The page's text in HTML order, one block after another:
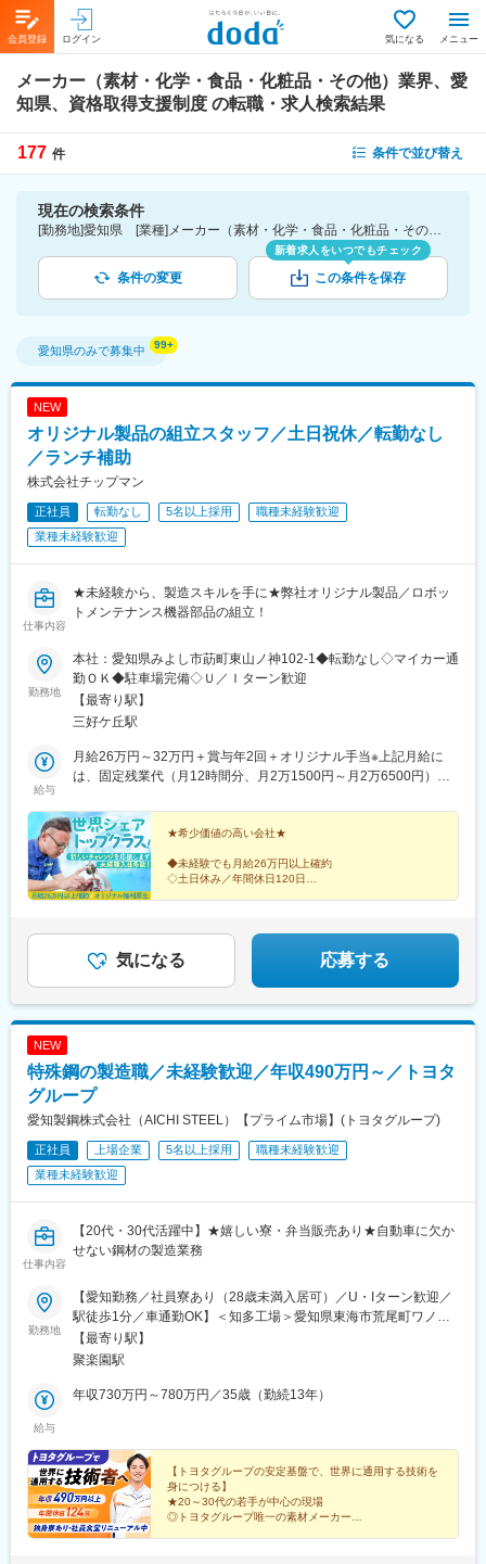
会員登録 ログイン 気になる メニュー
メーカー（素材・化学・食品・化粧品・その他）業界、愛
知県、資格取得支援制度 の転職・求人検索結果
177 件 条件で並び替え
現在の検索条件
[勤務地]愛知県 [業種]メーカー（素材・化学・食品・化粧品・その他）業界 [詳細条件](待遇・福利厚生)資格取得支援制度
条件の変更
新着求人をいつでもチェック
この条件を保存
愛知県のみで募集中
NEW
オリジナル製品の組立スタッフ／土日祝休／転勤なし
／ランチ補助
株式会社チップマン
正社員 転勤なし 5名以上採用
職種未経験歓迎
業種未経験歓迎
仕事内容
★未経験から、製造スキルを手に★弊社オリジナル製品／ロボッ
トメンテナンス機器部品の組立！
勤務地
本社：愛知県みよし市莇町東山ノ神102-1◆転勤なし◇マイカー通
勤ＯＫ◆駐車場完備◇Ｕ／Ｉターン歓迎
【最寄り駅】
三好ケ丘駅
給与
月給26万円～32万円＋賞与年2回＋オリジナル手当※上記月給に
は、固定残業代（月12時間分、月2万1500円～月2万6500円）を
★希少価値の高い会社★
◆未経験でも月給26万円以上確約
◇土日休み／年間休日120日
◇独自の製品でモノづくりの基盤を支える
◆ランチ補助制度あり
◇転勤なし
気になる 応募する
NEW
特殊鋼の製造職／未経験歓迎／年収490万円～／トヨタ
グループ
愛知製鋼株式会社（AICHI STEEL）【プライム市場】(トヨタグループ)
正社員 上場企業 5名以上採用
職種未経験歓迎
業種未経験歓迎
仕事内容
【20代・30代活躍中】★嬉しい寮・弁当販売あり★自動車に欠か
せない鋼材の製造業務
勤務地
【愛知勤務／社員寮あり（28歳未満入居可）／U・Iターン歓迎／
駅徒歩1分／車通勤OK】＜知多工場＞愛知県東海市荒尾町ワノ割1
番地★名鉄「聚楽園」駅から徒歩1分★車通勤OK★敷地内全面禁
煙（24年5月～敷地内全面禁煙）＜独身寮から工場までは電車で5
歳未満）◎寮の最寄駅から名古屋までは20分
【最寄り駅】
聚楽園駅
給与
年収730万円～780万円／35歳（勤続13年）
【トヨタグループの安定基盤で、世界に通用する技術を
身につける】
★20～30代の若手が中心の現場
◎トヨタグループ唯一の素材メーカー